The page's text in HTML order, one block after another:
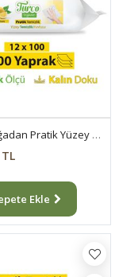
Turco Doğadan Pratik Yüzey Temizlik Havlusu Limon 12x100 (1200 Yaprak)
Ekle